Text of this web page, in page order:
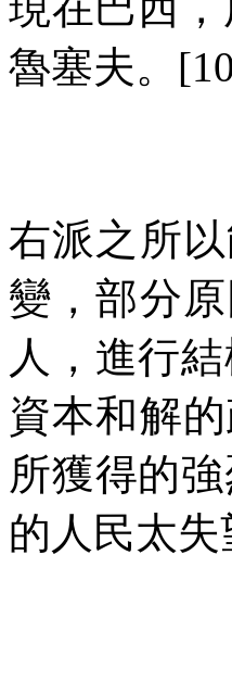
魯塞夫。
右派之所
變，部分
人，進行結
資本和解
所獲得的強
的人民太